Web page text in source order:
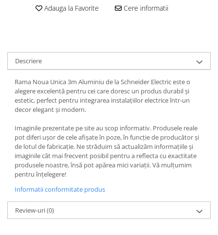
Adauga la Favorite Cere informatii
Descriere
Rama Noua Unica 3m Aluminiu de la Schneider Electric este o
alegere excelentă pentru cei care doresc un produs durabil și
estetic, perfect pentru integrarea instalațiilor electrice într-un
decor elegant și modern.
Imaginile prezentate pe site au scop informativ. Produsele reale
pot diferi ușor de cele afișate în poze, în funcție de producător și
de lotul de fabricație. Ne străduim să actualizăm informațiile și
imaginile cât mai frecvent posibil pentru a reflecta cu exactitate
produsele noastre, însă pot apărea mici variații. Vă mulțumim
pentru înțelegere!
Informatii conformitate produs
Review-uri(0)